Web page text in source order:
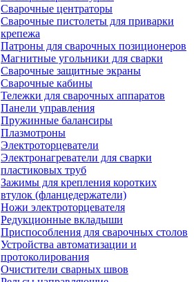
Сварочные центраторы
Сварочные пистолеты для приварки
крепежа
Патроны для сварочных позиционеров
Магнитные угольники для сварки
Сварочные защитные экраны
Сварочные кабины
Тележки для сварочных аппаратов
Панели управления
Пружинные балансиры
Плазмотроны
Электроторцеватели
Электронагреватели для сварки
пластиковых труб
Зажимы для крепления коротких
втулок (фланцедержатели)
Ножи электроторцевателя
Редукционные вкладыши
Приспособления для сварочных столов
Устройства автоматизации и
протоколирования
Очистители сварных швов